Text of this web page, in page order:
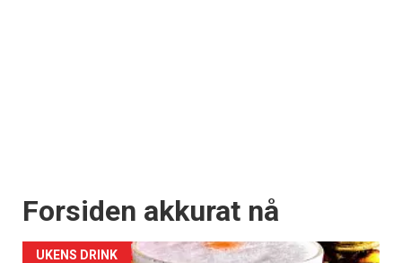
Forsiden akkurat nå
UKENS DRINK